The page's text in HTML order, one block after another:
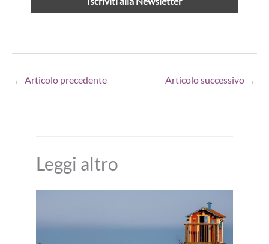
← Articolo precedente Articolo successivo →
Leggi altro